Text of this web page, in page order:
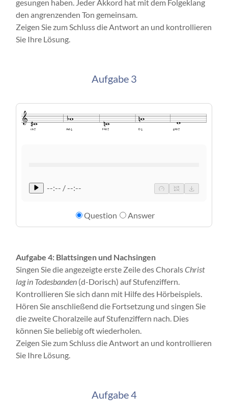
gesungen haben. Jeder Akkord hat mit dem Folgeklang
den angrenzenden Ton gemeinsam.
Zeigen Sie zum Schluss die Antwort an und kontrollieren
Sie Ihre Lösung.
Aufgabe 3
cis↑ As6↓ F46↑ D↓ g46↑
--:-- / --:--
Question Answer
Aufgabe 4: Blattsingen und Nachsingen
Singen Sie die angezeigte erste Zeile des ChoralsChrist
lag in Todesbanden (d-Dorisch) auf Stufenziffern.
Kontrollieren Sie sich dann mit Hilfe des Hörbeispiels.
Hören Sie anschließend die Fortsetzung und singen Sie
die zweite Choralzeile auf Stufenziffern nach. Dies
können Sie beliebig oft wiederholen.
Zeigen Sie zum Schluss die Antwort an und kontrollieren
Sie Ihre Lösung.
Aufgabe 4